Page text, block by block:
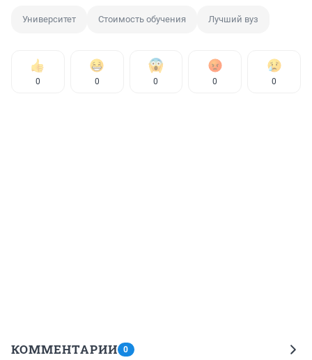
Университет Стоимость обучения Лучший вуз
0 0 0 0 0
КОММЕНТАРИИ 0